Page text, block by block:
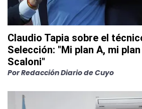
Claudio Tapia sobre el
Selección: "Mi plan A, mi
Scaloni"
PorRedacción Diario de Cuyo